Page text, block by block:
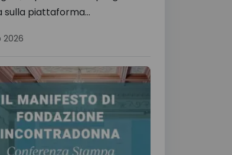
sulla piattaforma...
2026